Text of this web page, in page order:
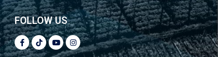
FOLLOW US